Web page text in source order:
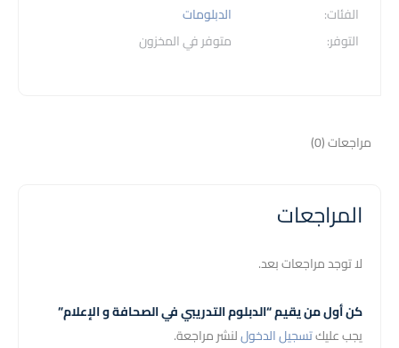
الفئات:
الدبلومات
التوفر:
متوفر في المخزون
مراجعات (0)
المراجعات
لا توجد مراجعات بعد.
كن أول من يقيم “الدبلوم التدريبي في الصحافة و الإعلام”
يجب عليكتسجيل الدخوللنشر مراجعة.